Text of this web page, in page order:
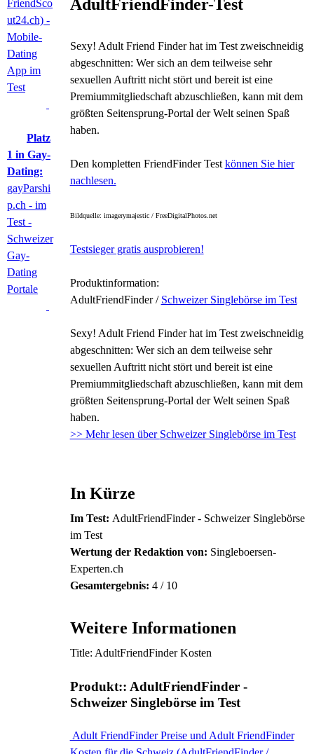
AdultFriendFinder-Test
Sexy! Adult Friend Finder hat im Test zweischneidig
abgeschnitten: Wer sich an dem teilweise sehr
sexuellen Auftritt nicht stört und bereit ist eine
Premiummitgliedschaft abzuschließen, kann mit dem
größten Seitensprung-Portal der Welt seinen Spaß
haben.
Den kompletten FriendFinder Test können Sie hier
nachlesen.
Bildquelle: imagerymajestic / FreeDigitalPhotos.net
Testsieger gratis ausprobieren!
Produktinformation:
AdultFriendFinder / Schweizer Singlebörse im Test
Sexy! Adult Friend Finder hat im Test zweischneidig
abgeschnitten: Wer sich an dem teilweise sehr
sexuellen Auftritt nicht stört und bereit ist eine
Premiummitgliedschaft abzuschließen, kann mit dem
größten Seitensprung-Portal der Welt seinen Spaß
haben.
>> Mehr lesen über Schweizer Singlebörse im Test
In Kürze
Im Test: AdultFriendFinder - Schweizer Singlebörse
im Test
Wertung der Redaktion von: Singleboersen-
Experten.ch
Gesamtergebnis: 4 / 10
Weitere Informationen
Title: AdultFriendFinder Kosten
Produkt:: AdultFriendFinder -
Schweizer Singlebörse im Test
Adult FriendFinder Preise und Adult FriendFinder
FriendSco
ut24.ch) -
Mobile-
Dating
App im
Test
Platz
1 in Gay-
Dating:
gayParshi
p.ch - im
Test -
Schweizer
Gay-
Dating
Portale